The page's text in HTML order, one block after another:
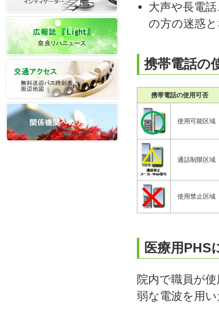
大声や長電
の方の迷惑
携帯電話の
携帯電話の使用可否
使用可能区域
通話制限区域
使用禁止区域
医療用PHS
院内で職員が
弱な電波を用